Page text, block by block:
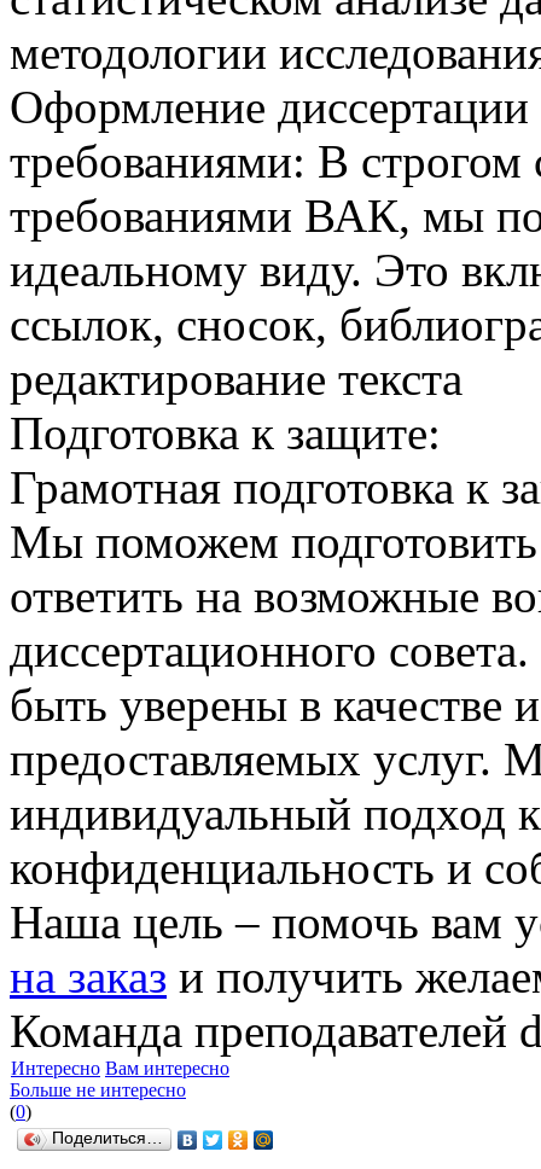
методологии
Оформление диссертации
требованиями: В
требованиями ВАК, мы
идеальному виду. Это
ссылок, сносок,
редактирование текста
Подготовка к защите:
Грамотная подготовка к
Мы поможем подготовить
ответить на возможные
диссертационного
быть уверены в качестве
предоставляемых услуг.
индивидуальный подход
конфиденциальность и
Наша цель – помочь вам
на заказ и получить
Команда преподавателей
Интересно Вам интересно
Больше не интересно
(0)
Поделиться…